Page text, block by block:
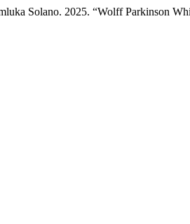
Solano. 2025. “Wolff Parkinson